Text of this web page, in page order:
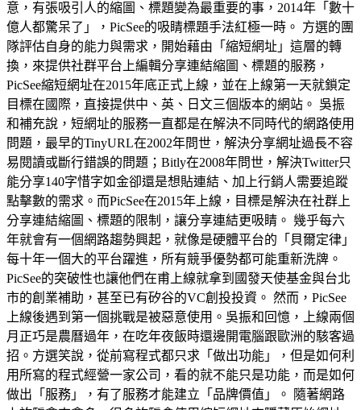
意，有張吸引人的縮圖、標題變為最重要的事，2014年「數十
億人都驚呆了」，PicSee的吸睛標題手法紅極一時。 方選的團
隊評估自身的能力與需求，開始藉由「縮短網址」這層的轉
換，來提供社群平台上編輯分享連結縮圖、標題的服務，
PicSee縮短網址在2015年底正式上線，並在上線第一天就鎖定
目標在國際，直接提供中、英、日文三個版本的網站。 吳振
和補充說，短網址的服務一直都是在解決不同時代的網路使用
問題，最早的TinyURL在2002年問世，解決分享網址過長不容
易閱讀或斷行錯誤的問題；Bitly在2008年問世，解決Twitter只
能分享140字惜字如金卻還是想貼連結、加上行銷人需要追蹤
點擊數的需求。而PicSee在2015年上線，目標是解決在社群上
分享連結縮圖、標題的限制，讓分享連結更吸睛。 幾乎每六
年就會有一個網路趨勢興起，就像是硬體平台的「貝爾定律」
每十年一個大的平台躍進，所有競爭優勢都可能重新洗牌。
PicSee的突破性也讓他們在甫上線就拿到國發天使基金與台北
市的創業補助，甚至已有矽谷的VC創投投資。 然而，PicSee
上線後遇到第一個挑戰是被惡意使用。吳振和回憶，上線兩個
月正巧是農曆過年，在吃年夜飯時還邊開電腦跟歐洲的駭客過
招。方選笑說，從前寫程式都只求「做出功能」，但是如何利
用所寫的程式經營一家公司，看的就不能只是功能，而是如何
做出「服務」，有了服務才能建立「品牌價值」。 隨著網路